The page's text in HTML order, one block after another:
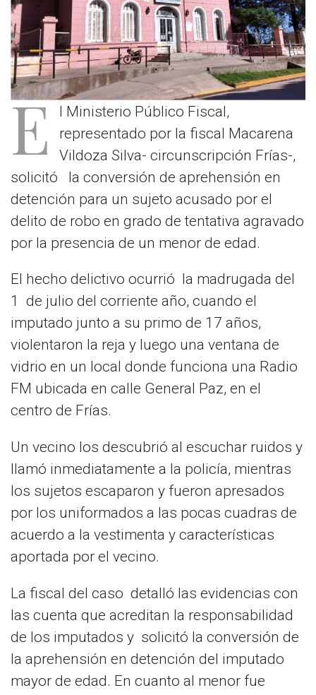
E l Ministerio Público Fiscal,
representado por la fiscal Macarena
Vildoza Silva- circunscripción Frías-,
solicitó la conversión de aprehensión en
detención para un sujeto acusado por el
delito de robo en grado de tentativa agravado
por la presencia de un menor de edad.
El hecho delictivo ocurrió la madrugada del
1 de julio del corriente año, cuando el
imputado junto a su primo de 17 años,
violentaron la reja y luego una ventana de
vidrio en un local donde funciona una Radio
FM ubicada en calle General Paz, en el
centro de Frías.
Un vecino los descubrió al escuchar ruidos y
llamó inmediatamente a la policía, mientras
los sujetos escaparon y fueron apresados
por los uniformados a las pocas cuadras de
acuerdo a la vestimenta y características
aportada por el vecino.
La fiscal del caso detalló las evidencias con
las cuenta que acreditan la responsabilidad
de los imputados y solicitó la conversión de
la aprehensión en detención del imputado
mayor de edad. En cuanto al menor fue